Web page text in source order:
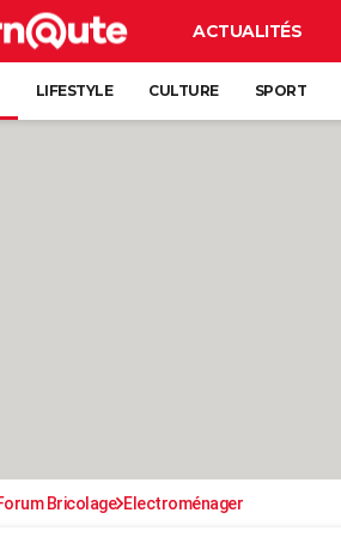
ACTUALITÉS
LIFESTYLE CULTURE SPORT
Bricolage Electroménager